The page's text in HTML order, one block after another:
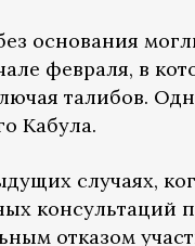
основания
февраля, в
талибов.
Кабула.
случаях,
консультаций
отказом